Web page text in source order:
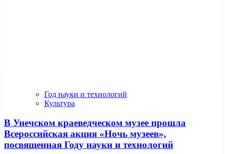
Год науки и технологий
Культура
В Унечском краеведческом музее прошла
Всероссийская акция «Ночь музеев»,
посвященная Году науки и технологий